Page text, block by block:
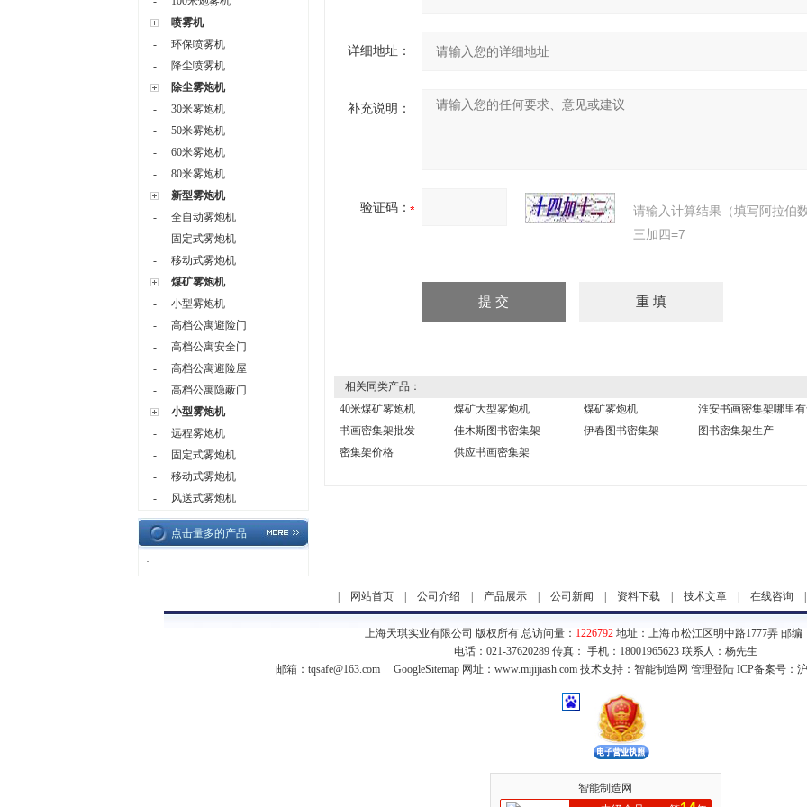
喷雾机
-
环保喷雾机
-
降尘喷雾机
除尘雾炮机
-
30米雾炮机
-
50米雾炮机
-
60米雾炮机
-
80米雾炮机
新型雾炮机
-
全自动雾炮机
-
固定式雾炮机
-
移动式雾炮机
煤矿雾炮机
-
小型雾炮机
-
高档公寓避险门
-
高档公寓安全门
-
高档公寓避险屋
-
高档公寓隐蔽门
小型雾炮机
-
远程雾炮机
-
固定式雾炮机
-
移动式雾炮机
-
风送式雾炮机
点击量多的产品
·
详细地址：
补充说明：
验证码：
请输入计算结果（填写阿拉伯
三加四=7
相关同类产品：
40米煤矿雾炮机
煤矿大型雾炮机 煤矿雾炮机
淮安书画密集架哪里
书画密集架批发
佳木斯图书密集架 伊春图书密集架
图书密集架生产
密集架价格
供应书画密集架
网站首页 公司介绍 产品展示 公司新闻 资料下载 技术文章 在线咨询
上海天琪实业有限公司 版权所有 总访问量： 1226792 地址：上海市松江区明中路1777弄 邮编
电话：021-37620289 传真： 手机：18001965623 联系人：杨先生
邮箱： tqsafe@163.com GoogleSitemap网址：www.mijijiash.com 技术支持： 智能制造网 管理登陆ICP备案号：
智能制造网